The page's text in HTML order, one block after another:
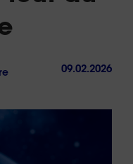
09.02.2026